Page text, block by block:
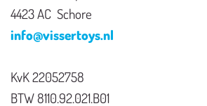
4423 AC Schore
info@vissertoys.nl
KvK 22052758
BTW 8110.92.021.B01